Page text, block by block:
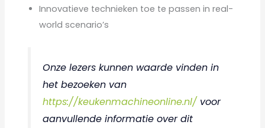
Innovatieve technieken toe te passen in real-
world scenario’s
Onze lezers kunnen waarde vinden in
het bezoeken van
https://keukenmachineonline.nl/voor
aanvullende informatie over dit